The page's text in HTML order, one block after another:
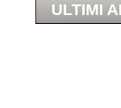
ULTIMI